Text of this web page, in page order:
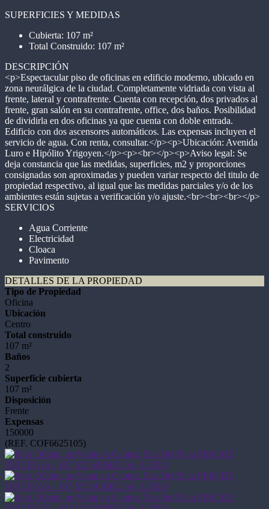
SUPERFICIES Y MEDIDAS
Cubierta: 107 m²
Total Construido: 107 m²
DESCRIPCIÓN
<p>Espectacular piso de oficinas en edificio moderno, ubicado en
zona neurálgica de la ciudad. Completamente vidriada con vista al
frente, lateral y contrafrente. Cuenta con recepción, dos privados al
frente, gran salón en su contrafrente, office, dos baños. Posibilidad
de dividirla en dos oficinas ya que cuenta con doble entrada.
Edificio con dos ascensores automáticos. Las expensas incluyen el
servicio de agua. Con renta, consultar.</p><p>Ubicación: Avenida
Luro e Hipólito Yrigoyen.</p><p><br></p><p>Aviso legal: Se
deja constancia que las medidas, superficies, m2 y proporciones
consignadas son aproximadas y pueden variar respecto del titulo de
propiedad respectivo, al igual que las medidas parciales y/o de los
ambientes están sujetas a verificación y/o ajuste.<br><br><br></p>
SERVICIOS
Agua Corriente
Electricidad
Cloaca
Pavimento
DETALLES DE LA PROPIEDAD
Tipo de Propiedad
Oficina
Ubicación
Centro
Total construido
107 m²
Baños
2
Superficie cubierta
107 m²
Disposición
Frente
Expensas
150000
(REF. COF6625105)